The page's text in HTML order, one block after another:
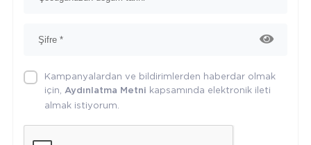
Kampanyalardan ve bildirimlerden haberdar olmak
için, Aydınlatma Metni kapsamında elektronik ileti
almak istiyorum.